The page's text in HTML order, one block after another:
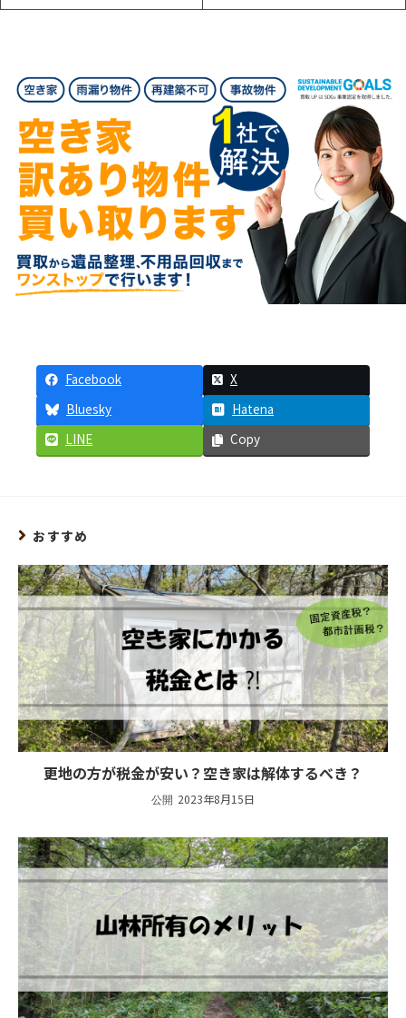
Facebook
X
Bluesky
Hatena
LINE
Copy
おすすめ
更地の方が税金が安い？空き家は解体するべき？
2023年8月15日